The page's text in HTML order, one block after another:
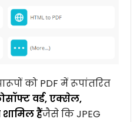
को PDF में रूपांतरित
वर्ड, एक्सेल,
शामिल हैंजैसे कि JPEG